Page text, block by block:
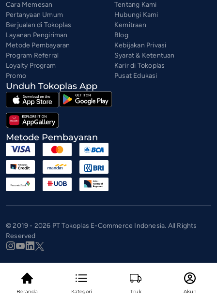
Beranda Kategori Truk Akun
Cara Memesan
Pertanyaan Umum
Berjualan di Tokoplas
Layanan Pengiriman
Metode Pembayaran
Program Referral
Loyalty Program
Promo
Tentang Kami
Hubungi Kami
Kemitraan
Blog
Kebijakan Privasi
Syarat & Ketentuan
Karir di Tokoplas
Pusat Edukasi
Unduh Tokoplas App
Metode Pembayaran
© 2019 - 2026 PT Tokoplas E-Commerce Indonesia. All Rights
Reserved